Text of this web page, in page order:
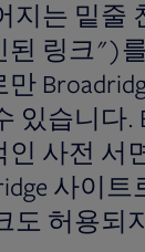
지는 밑줄
링크")
있습니다.
인 사전 서
사이
도 허용되